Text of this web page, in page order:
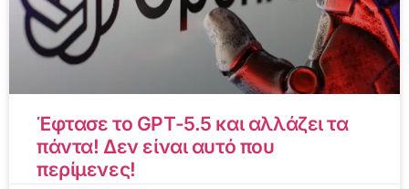
Έφτασε το GPT-5.5 και αλλάζει τα
πάντα! Δεν είναι αυτό που
περίμενες!